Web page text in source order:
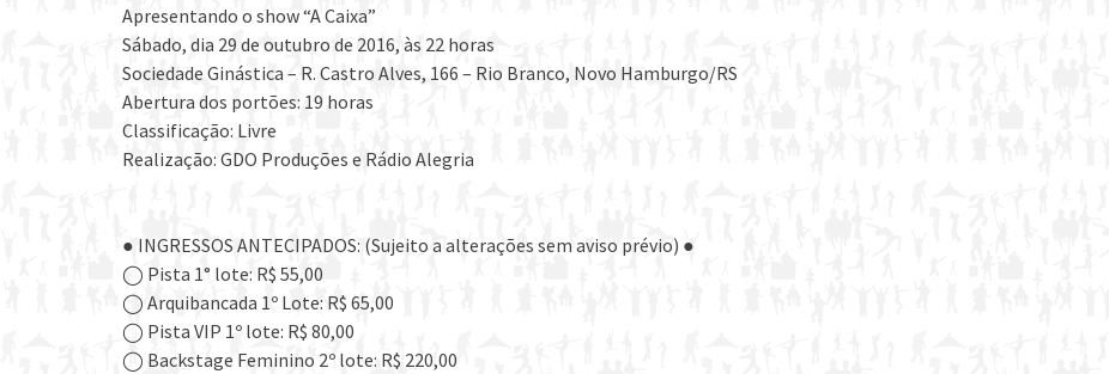
Apresentando o show “A Caixa”
Sábado, dia 29 de outubro de 2016, às 22 horas
Sociedade Ginástica – R. Castro Alves, 166 – Rio Branco, Novo Hamburgo/RS
Abertura dos portões: 19 horas
Classificação: Livre
Realização: GDO Produções e Rádio Alegria
● INGRESSOS ANTECIPADOS: (Sujeito a alterações sem aviso prévio) ●
◯ Pista 1° lote: R$ 55,00
◯ Arquibancada 1º Lote: R$ 65,00
◯ Pista VIP 1º lote: R$ 80,00
◯ Backstage Feminino 2º lote: R$ 220,00